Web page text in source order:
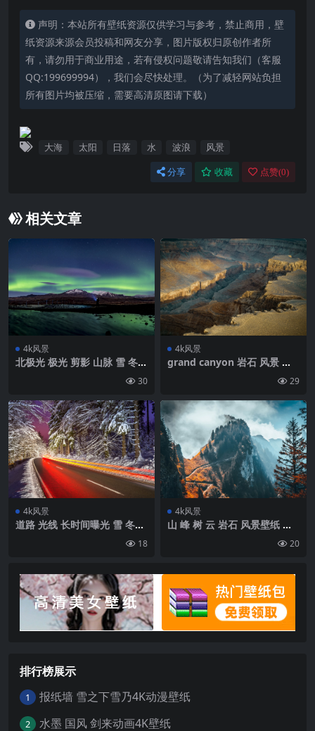
声明：本站所有壁纸资源仅供学习与参考，禁止商用，壁
纸资源来源会员投稿和网友分享，图片版权归原创作者所
有，请勿用于商业用途，若有侵权问题敬请告知我们（客服
QQ:199699994），我们会尽快处理。（为了减轻网站负担
所有图片均被压缩，需要高清原图请下载）
大海 太阳 日落 水 波浪 风景
分享 收藏 点赞(0)
相关文章
4k风景
北极光 极光 剪影 山脉 雪 冬天
30
4k风景
grand canyon 岩石 风景 自
29
4k风景
道路 光线 长时间曝光 雪 冬季
18
4k风景
山 峰 树 云 岩石 风景壁纸 背
20
排行榜展示
1 报纸墙 雪之下雪乃4K动漫壁纸
2 水墨 国风 剑来动画4K壁纸